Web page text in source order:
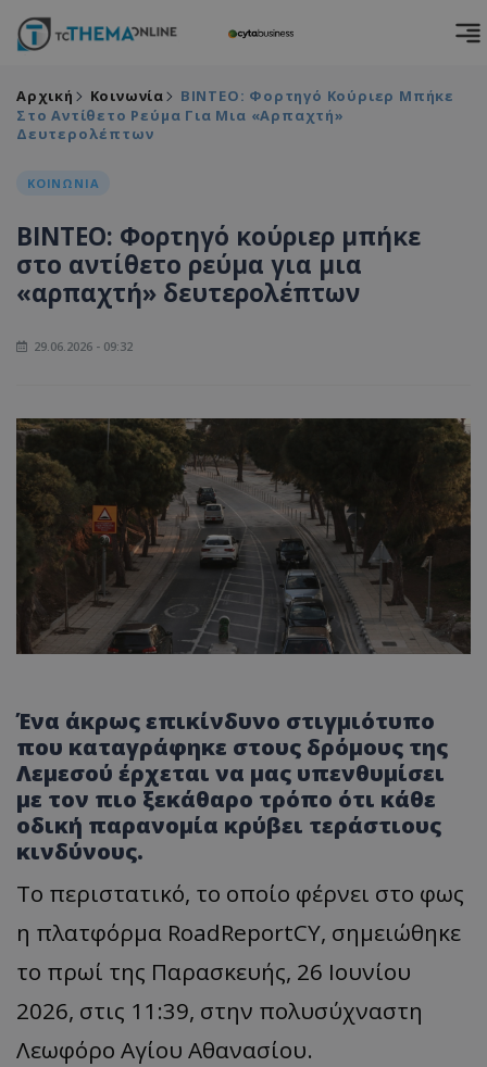
Αρχική Κοινωνία
ΒΙΝΤΕΟ: Φορτηγό Κούριερ Μπήκε
Στο Αντίθετο Ρεύμα Για Μια «αρπαχτή»
Δευτερολέπτων
ΚΟΙΝΩΝΙΑ
ΒΙΝΤΕΟ: Φορτηγό κούριερ μπήκε
στο αντίθετο ρεύμα για μια
«αρπαχτή» δευτερολέπτων
29.06.2026 - 09:32
Ένα άκρως επικίνδυνο στιγμιότυπο
που καταγράφηκε στους δρόμους της
Λεμεσού έρχεται να μας υπενθυμίσει
με τον πιο ξεκάθαρο τρόπο ότι κάθε
οδική παρανομία κρύβει τεράστιους
κινδύνους.
Το περιστατικό, το οποίο φέρνει στο φως
η πλατφόρμα RoadReportCY, σημειώθηκε
το πρωί της Παρασκευής, 26 Ιουνίου
2026, στις 11:39, στην πολυσύχναστη
Λεωφόρο Αγίου Αθανασίου.